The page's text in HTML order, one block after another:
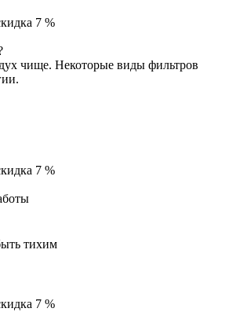
7 %
чище. Некоторые виды фильтров
7 %
тихим
7 %